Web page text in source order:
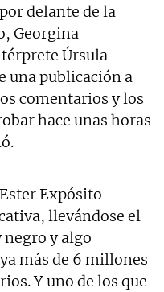
delante de la
Georgina
Úrsula
una publicación a
comentarios y los
hace unas horas
Expósito
llevándose el
negro y algo
más de 6 millones
Y uno de los que